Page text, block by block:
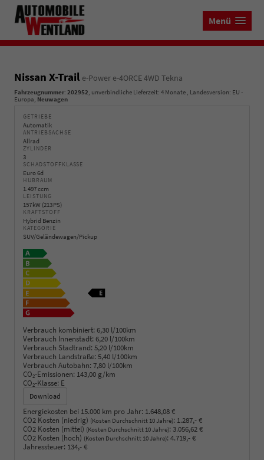
Menü
Nissan X-Trail e-Power e-4ORCE 4WD Tekna
Fahrzeugnummer: 202952, unverbindliche Lieferzeit: 4 Monate , Landesversion: EU -
Europa, Neuwagen
GETRIEBE
Automatik
ANTRIEBSACHSE
Allrad
ZYLINDER
3
SCHADSTOFFKLASSE
Euro 6d
HUBRAUM
1.497 ccm
LEISTUNG
157 kW (213 PS)
KRAFTSTOFF
Hybrid Benzin
KATEGORIE
SUV/Geländewagen/Pickup
Verbrauch kombiniert: 6,30 l/100km
Verbrauch Innenstadt: 6,20 l/100km
Verbrauch Stadtrand: 5,20 l/100km
Verbrauch Landstraße: 5,40 l/100km
Verbrauch Autobahn: 7,80 l/100km
CO2-Emissionen: 143,00 g/km
CO2-Klasse: E
Download
Energiekosten bei 15.000 km pro Jahr: 1.648,08 €
CO2 Kosten (niedrig) (Kosten Durchschnitt 10 Jahre): 1.287,- €
CO2 Kosten (mittel) (Kosten Durchschnitt 10 Jahre): 3.056,62 €
CO2 Kosten (hoch) (Kosten Durchschnitt 10 Jahre): 4.719,- €
Jahressteuer: 134,- €